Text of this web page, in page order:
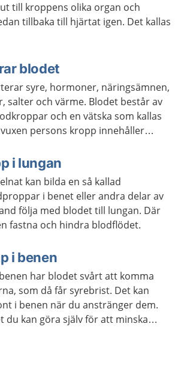
till kroppens olika organ och
tillbaka till hjärtat igen. Det kallas
blodet
syre, hormoner, näringsämnen,
salter och värme. Blodet består av
och en vätska som kallas
persons kropp innehåller
i lungan
kan bilda en så kallad
i benet eller andra delar av
följa med blodet till lungan. Där
fastna och hindra blodflödet.
i benen
har blodet svårt att komma
då får syrebrist. Det kan
i benen när du anstränger dem.
du kan göra själv för att minska